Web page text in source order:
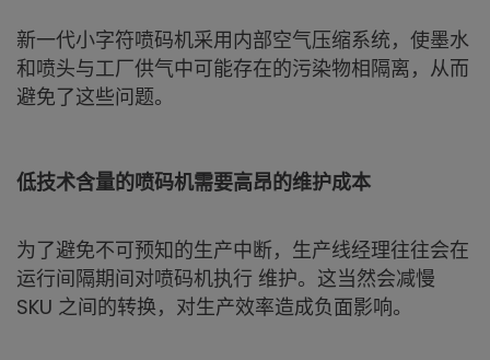
新一代小字符喷码机采用内部空气压缩系统，使墨水
和喷头与工厂供气中可能存在的污染物相隔离，从而
避免了这些问题。
低技术含量的喷码机需要高昂的维护成本
为了避免不可预知的生产中断，生产线经理往往会在
运行间隔期间对喷码机执行 维护。这当然会减慢
SKU 之间的转换，对生产效率造成负面影响。